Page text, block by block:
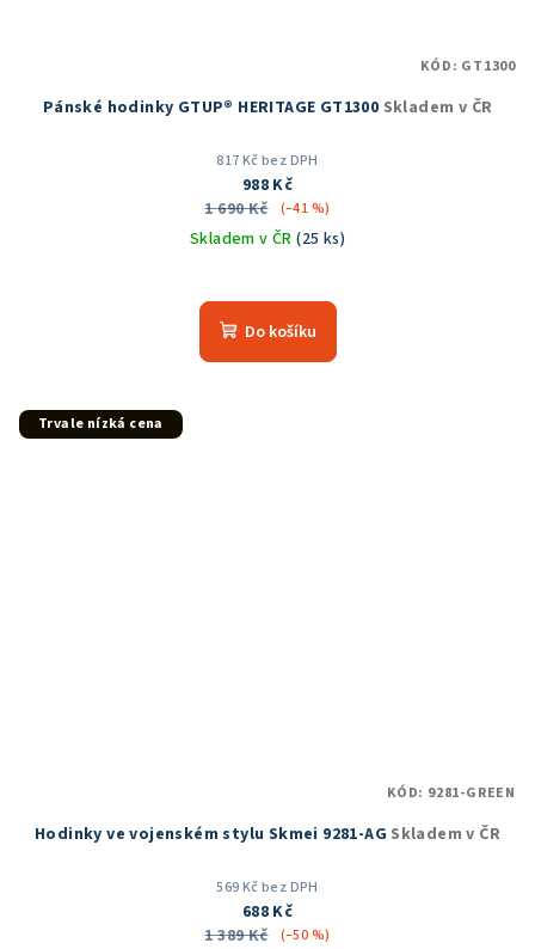
Pánské hodinky GTUP® HERITAGE GT1300 Skladem v ČR
817 Kč bez DPH
988 Kč
1 690 Kč
(–41 %)
Skladem v ČR(25 ks)
hodnocení
produktu
Do košíku
KÓD: GT1300
Trvale nízká cena
Hodinky ve vojenském stylu Skmei 9281-AG Skladem v ČR
569 Kč bez DPH
688 Kč
1 389 Kč
(–50 %)
KÓD: 9281-GREEN